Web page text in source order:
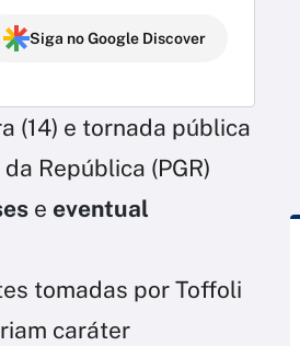
Siga no Google Discover
(14) e tornada pública
República (PGR)
e eventual
tomadas por Toffoli
caráter